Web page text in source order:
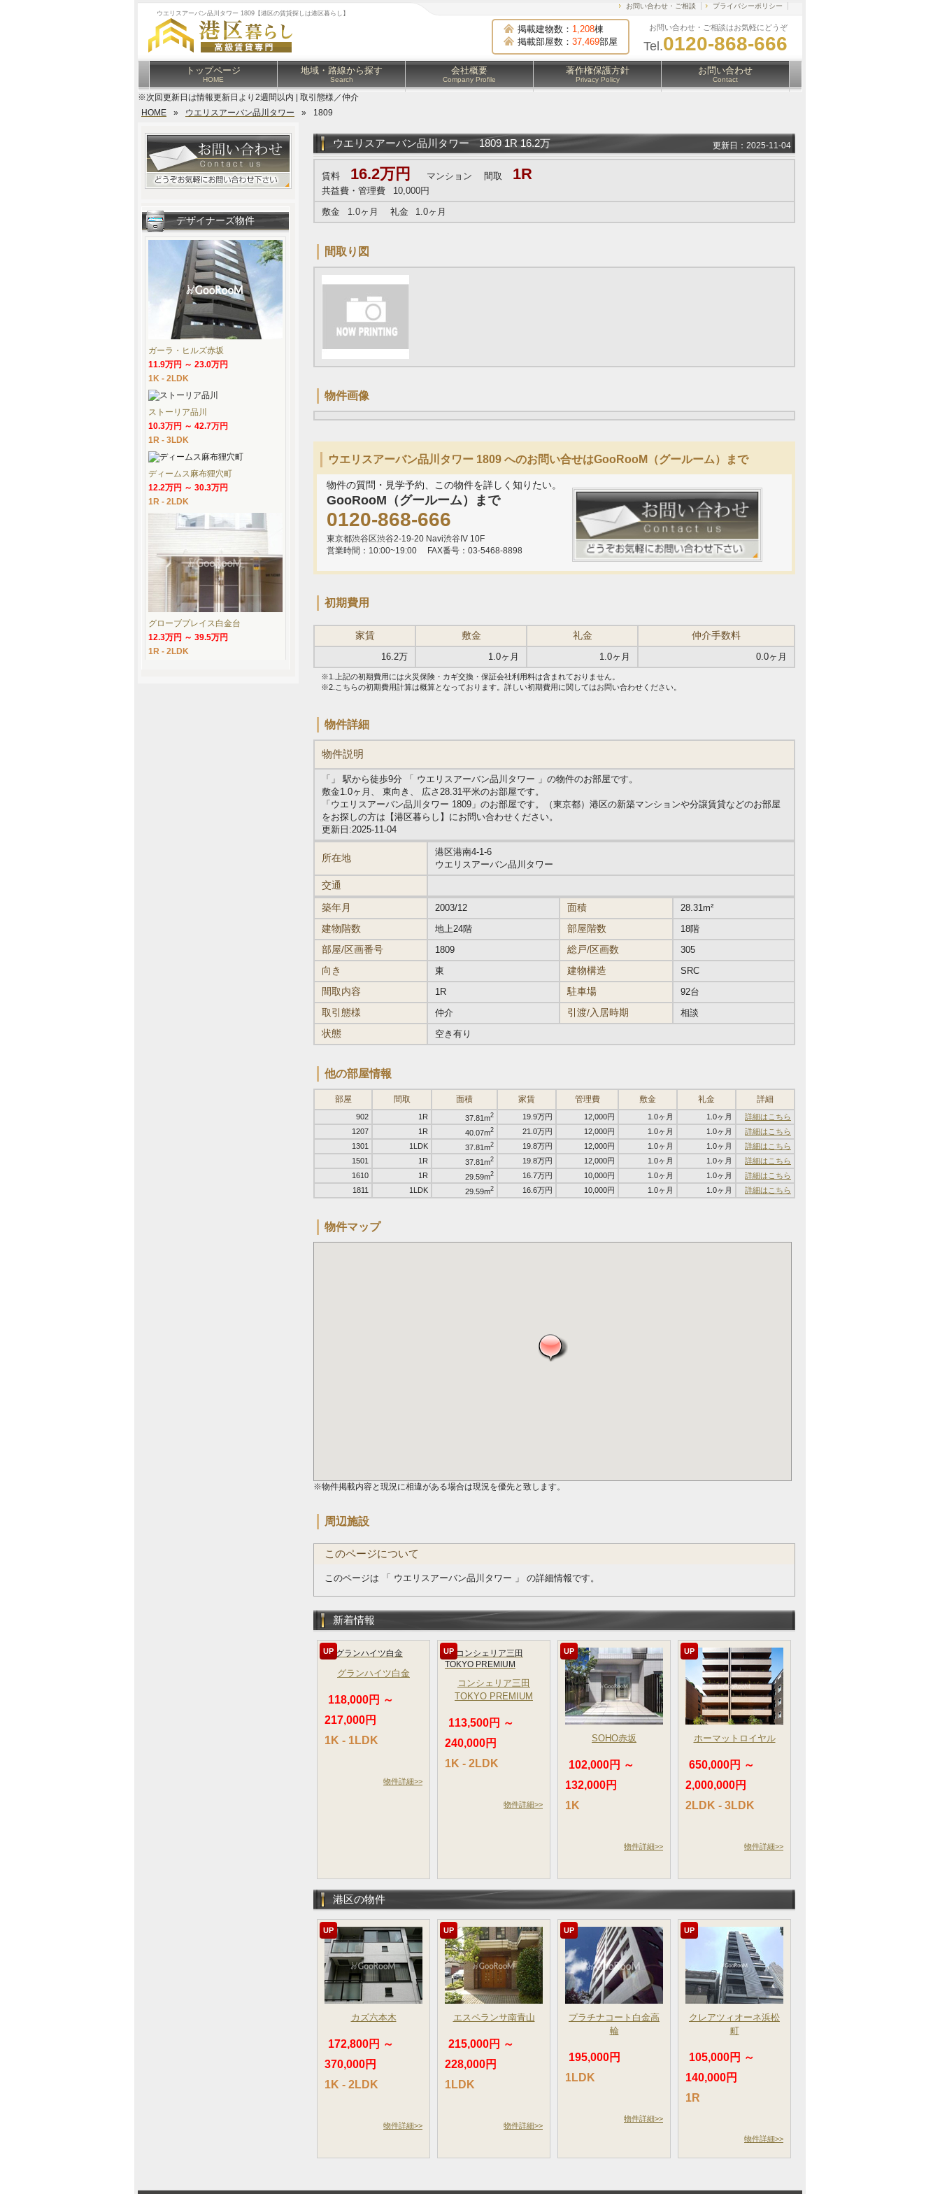
ウエリスアーバン品川タワー 1809【港区の賃貸探しは港区暮らし】
掲載建物数： 1,208棟
掲載部屋数： 37,469部屋
お問い合わせ・ご相談はお気軽にどうぞ
Tel.0120-868-666
お問い合わせ・ご相談 プライバシーポリシー
トップページ
HOME
地域・路線から探す
Search
会社概要
Company Profile
著作権保護方針
Privacy Policy
お問い合わせ
Contact
※次回更新日は情報更新日より2週間以内 | 取引態様／仲介
HOME
» ウエリスアーバン品川タワー » 1809
ウエリスアーバン品川タワー 1809 1R 16.2万 更新日：2025-11-04
賃料 16.2万円 マンション 間取 1R
共益費・管理費
10,000円
敷金
1.0ヶ月 礼金 1.0ヶ月
間取り図
物件画像
ウエリスアーバン品川タワー 1809 へのお問い合せはGooRooM（グールーム）まで
物件の質問・見学予約、この物件を詳しく知りたい。
GooRooM（グールーム）まで
0120-868-666
東京都渋谷区渋谷2-19-20 Navi渋谷IV 10F
営業時間：10:00~19:00
FAX番号：03-5468-8898
初期費用
家賃 敷金 礼金 仲介手数料
16.2万 1.0ヶ月 1.0ヶ月 0.0ヶ月
※1.上記の初期費用には火災保険・カギ交換・保証会社利用料は含まれておりません。
※2.こちらの初期費用計算は概算となっております。詳しい初期費用に関してはお問い合わせください。
物件詳細
物件説明
「」 駅から徒歩9分 「 ウエリスアーバン品川タワー 」の物件のお部屋です。
敷金1.0ヶ月、 東向き、 広さ28.31平米のお部屋です。
「ウエリスアーバン品川タワー 1809」のお部屋です。（東京都）港区の新築マンションや分譲賃貸などのお部屋
をお探しの方は【港区暮らし】にお問い合わせください。
更新日:2025-11-04
所在地
港区港南4-1-6
ウエリスアーバン品川タワー
交通
築年月
2003/12 面積 28.31m²
建物階数 地上24階 部屋階数 18階
部屋/区画番号 1809 総戸/区画数 305
向き 東 建物構造 SRC
間取内容 1R 駐車場 92台
取引態様 仲介 引渡/入居時期 相談
状態 空き有り
他の部屋情報
部屋 間取 面積 家賃 管理費 敷金 礼金 詳細
902 1R 37.81m2 19.9万円 12,000円 1.0ヶ月 1.0ヶ月
詳細はこちら
1207
1R 40.07m2 21.0万円 12,000円 1.0ヶ月 1.0ヶ月
詳細はこちら
1301
1LDK 37.81m2 19.8万円 12,000円 1.0ヶ月 1.0ヶ月
詳細はこちら
1501
1R 37.81m2 19.8万円 12,000円 1.0ヶ月 1.0ヶ月
詳細はこちら
1610
1R 29.59m2 16.7万円 10,000円 1.0ヶ月 1.0ヶ月
詳細はこちら
1811
1LDK 29.59m2 16.6万円 10,000円 1.0ヶ月 1.0ヶ月 詳細はこちら
物件マップ
※物件掲載内容と現況に相違がある場合は現況を優先と致します。
周辺施設
このページについて
このページは 「 ウエリスアーバン品川タワー 」 の詳細情報です。
新着情報
UP
グランハイツ白金
118,000円 ～
217,000円
1K - 1LDK
物件詳細>>
UP
コンシェリア三田
TOKYO PREMIUM
113,500円 ～
240,000円
1K - 2LDK
物件詳細>>
UP
SOHO赤坂
102,000円 ～
132,000円
1K
物件詳細>>
UP
ホーマットロイヤル
650,000円 ～
2,000,000円
2LDK - 3LDK
物件詳細>>
港区の物件
UP
カズ六本木
172,800円 ～
370,000円
1K - 2LDK
物件詳細>>
UP
エスペランサ南青山
215,000円 ～
228,000円
1LDK
物件詳細>>
UP
プラチナコート白金高
輪
195,000円
1LDK
物件詳細>>
UP
クレアツィオーネ浜松
町
105,000円 ～
140,000円
1R
物件詳細>>
デザイナーズ物件
ガーラ・ヒルズ赤坂
11.9万円 ～ 23.0万円
1K - 2LDK
ストーリア品川
10.3万円 ～ 42.7万円
1R - 3LDK
ディームス麻布狸穴町
12.2万円 ～ 30.3万円
1R - 2LDK
グローブプレイス白金台
12.3万円 ～ 39.5万円
1R - 2LDK